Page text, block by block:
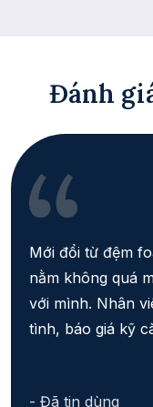
Đánh
Mới đổi từ đệm
nằm không quá
với mình. Nhân
tình, báo giá kỹ
- Đã tin dùng